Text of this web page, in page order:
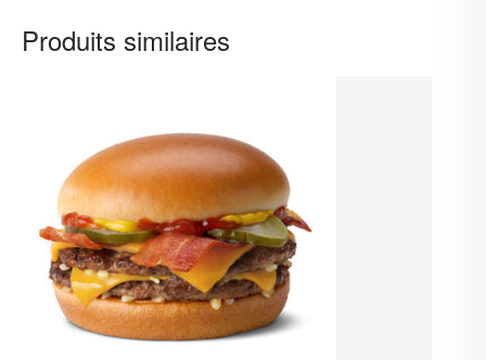
Produits similaires